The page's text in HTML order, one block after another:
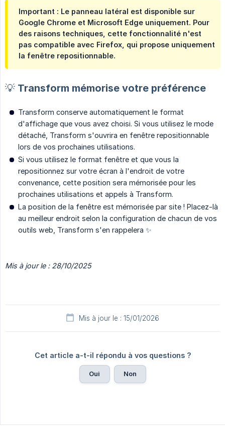
Important : Le panneau latéral est disponible sur
Google Chrome et Microsoft Edge uniquement. Pour
des raisons techniques, cette fonctionnalité n'est
pas compatible avec Firefox, qui propose uniquement
la fenêtre repositionnable.
💡 Transform mémorise votre préférence
Transform conserve automatiquement le format
d'affichage que vous avez choisi. Si vous utilisez le mode
détaché, Transform s'ouvrira en fenêtre repositionnable
lors de vos prochaines utilisations.
Si vous utilisez le format fenêtre et que vous la
repositionnez sur votre écran à l'endroit de votre
convenance, cette position sera mémorisée pour les
prochaines utilisations et appels à Transform.
La position de la fenêtre est mémorisée par site ! Placez-là
au meilleur endroit selon la configuration de chacun de vos
outils web, Transform s'en rappelera ✨
Mis à jour le : 28/10/2025
Mis à jour le : 15/01/2026
Cet article a-t-il répondu à vos questions ?
Oui Non